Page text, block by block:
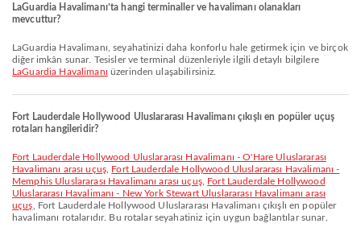
LaGuardia Havalimanı’ta hangi terminaller ve havalimanı olanakları
mevcuttur?
LaGuardia Havalimanı, seyahatinizi daha konforlu hale getirmek için ve birçok
diğer imkân sunar. Tesisler ve terminal düzenleriyle ilgili detaylı bilgilere
LaGuardia Havalimanı üzerinden ulaşabilirsiniz.
Fort Lauderdale Hollywood Uluslararası Havalimanı çıkışlı en popüler uçuş
rotaları hangileridir?
Fort Lauderdale Hollywood Uluslararası Havalimanı - O'Hare Uluslararası
Havalimanı arası uçuş, Fort Lauderdale Hollywood Uluslararası Havalimanı -
Memphis Uluslararası Havalimanı arası uçuş, Fort Lauderdale Hollywood
Uluslararası Havalimanı - New York Stewart Uluslararası Havalimanı arası
uçuş , Fort Lauderdale Hollywood Uluslararası Havalimanı çıkışlı en popüler
havalimanı rotalarıdır. Bu rotalar seyahatiniz için uygun bağlantılar sunar.